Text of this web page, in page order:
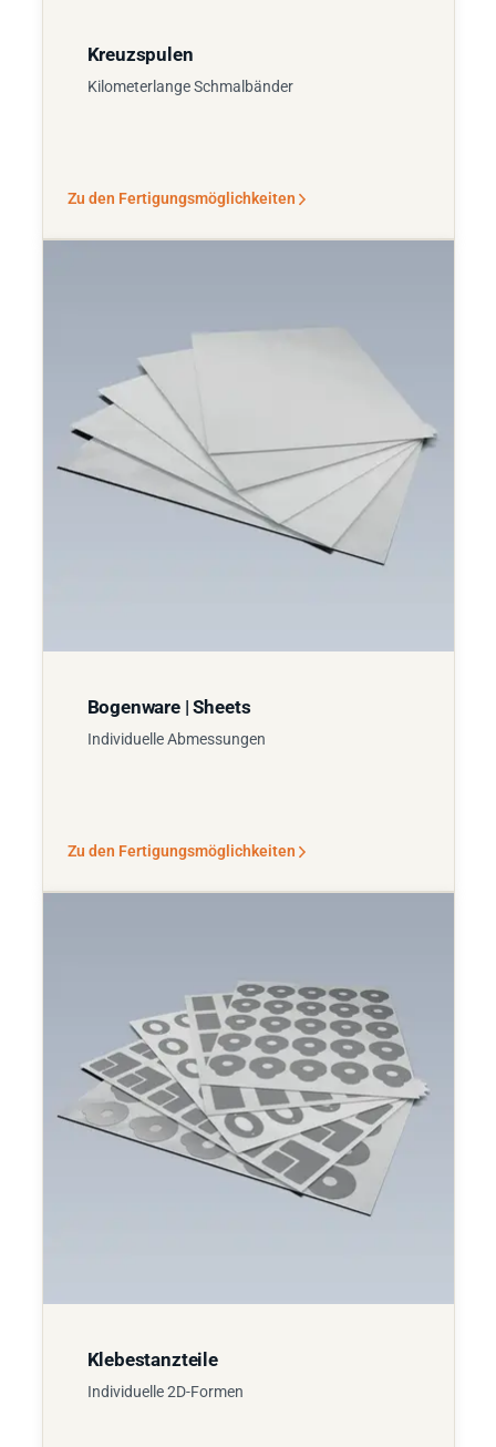
Kreuzspulen
Kilometerlange Schmalbänder
Zu den Fertigungsmöglichkeiten
Bogenware | Sheets
Individuelle Abmessungen
Zu den Fertigungsmöglichkeiten
Klebestanzteile
Individuelle 2D-Formen